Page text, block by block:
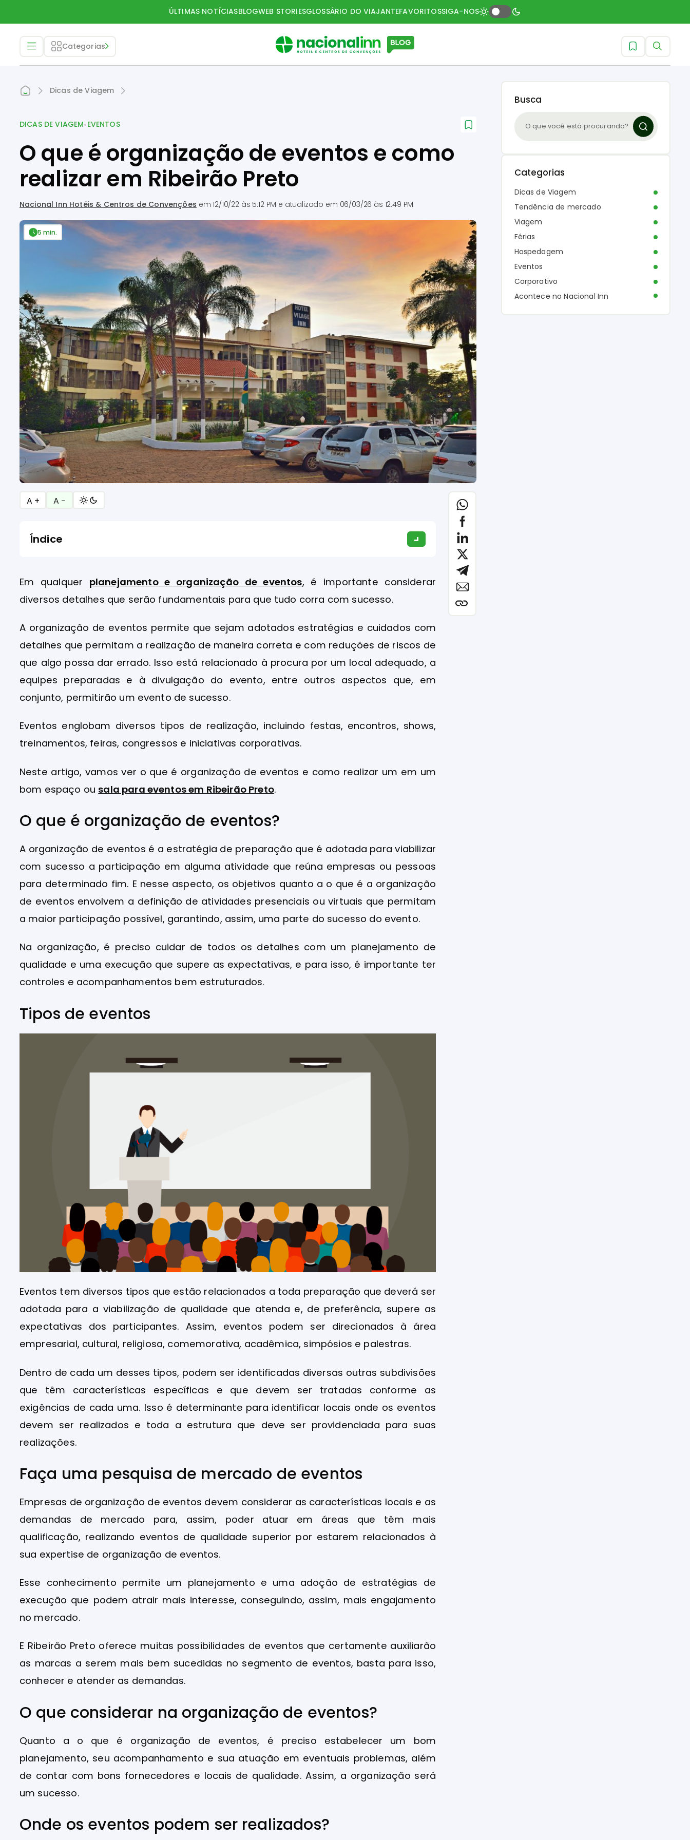
ÚLTIMAS NOTÍCIASBLOGWEB STORIESGLOSSÁRIO DO VIAJANTEFAVORITOSSIGA-NOS
Categorias
Dicas de Viagem
DICAS DE VIAGEM•EVENTOS
O que é organização de eventos e como
realizar em Ribeirão Preto
Nacional Inn Hotéis & Centros de Convenções em12/10/22 às 5:12 PM e atualizado em 06/03/26 às 12:49 PM
5 min.
A + A −
Índice
Em qualquer planejamento e organização de eventos, é importante considerar
diversos detalhes que serão fundamentais para que tudo corra com sucesso.
A organização de eventos permite que sejam adotados estratégias e cuidados com
detalhes que permitam a realização de maneira correta e com reduções de riscos de
que algo possa dar errado. Isso está relacionado à procura por um local adequado, a
equipes preparadas e à divulgação do evento, entre outros aspectos que, em
conjunto, permitirão um evento de sucesso.
Eventos englobam diversos tipos de realização, incluindo festas, encontros, shows,
treinamentos, feiras, congressos e iniciativas corporativas.
Neste artigo, vamos ver o que é organização de eventos e como realizar um em um
bom espaço ou sala para eventos em Ribeirão Preto.
O que é organização de eventos?
A organização de eventos é a estratégia de preparação que é adotada para viabilizar
com sucesso a participação em alguma atividade que reúna empresas ou pessoas
para determinado fim. E nesse aspecto, os objetivos quanto a o que é a organização
de eventos envolvem a definição de atividades presenciais ou virtuais que permitam
a maior participação possível, garantindo, assim, uma parte do sucesso do evento.
Na organização, é preciso cuidar de todos os detalhes com um planejamento de
qualidade e uma execução que supere as expectativas, e para isso, é importante ter
controles e acompanhamentos bem estruturados.
Tipos de eventos
Eventos tem diversos tipos que estão relacionados a toda preparação que deverá ser
adotada para a viabilização de qualidade que atenda e, de preferência, supere as
expectativas dos participantes. Assim, eventos podem ser direcionados à área
empresarial, cultural, religiosa, comemorativa, acadêmica, simpósios e palestras.
Dentro de cada um desses tipos, podem ser identificadas diversas outras subdivisões
que têm características específicas e que devem ser tratadas conforme as
exigências de cada uma. Isso é determinante para identificar locais onde os eventos
devem ser realizados e toda a estrutura que deve ser providenciada para suas
realizações.
Faça uma pesquisa de mercado de eventos
Empresas de organização de eventos devem considerar as características locais e as
demandas de mercado para, assim, poder atuar em áreas que têm mais
qualificação, realizando eventos de qualidade superior por estarem relacionados à
sua expertise de organização de eventos.
Esse conhecimento permite um planejamento e uma adoção de estratégias de
execução que podem atrair mais interesse, conseguindo, assim, mais engajamento
no mercado.
E Ribeirão Preto oferece muitas possibilidades de eventos que certamente auxiliarão
as marcas a serem mais bem sucedidas no segmento de eventos, basta para isso,
conhecer e atender as demandas.
O que considerar na organização de eventos?
Quanto a o que é organização de eventos, é preciso estabelecer um bom
planejamento, seu acompanhamento e sua atuação em eventuais problemas, além
de contar com bons fornecedores e locais de qualidade. Assim, a organização será
um sucesso.
Onde os eventos podem ser realizados?
Busca
Categorias
Dicas de Viagem
Tendência de mercado
Viagem
Férias
Hospedagem
Eventos
Corporativo
Acontece no Nacional Inn